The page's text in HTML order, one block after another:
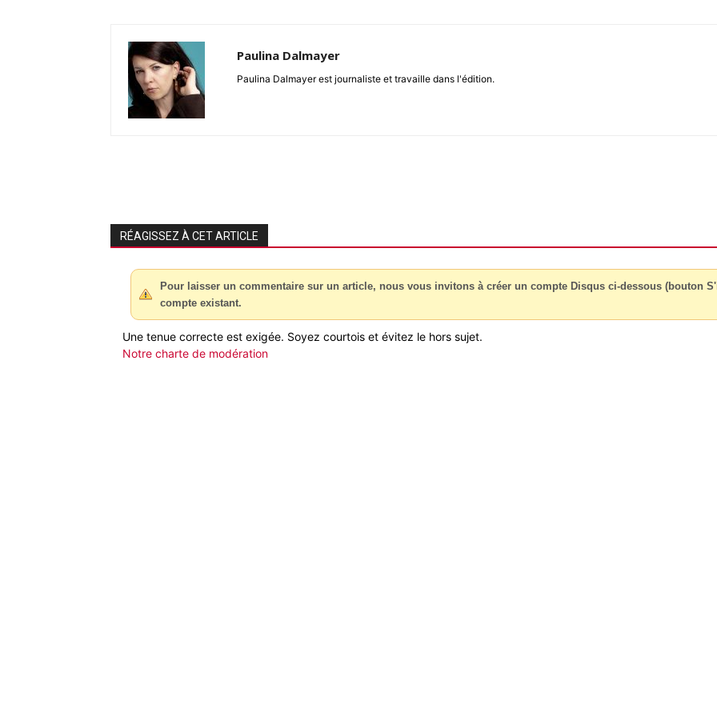
Paulina Dalmayer
Paulina Dalmayer est journaliste et travaille dans l'édition.
RÉAGISSEZ À CET ARTICLE
Pour laisser un commentaire sur un article, nous vous invitons à créer un compte Disqus ci-dessous (bouton
compte existant.
Une tenue correcte est exigée. Soyez courtois et évitez le hors sujet.
Notre charte de modération